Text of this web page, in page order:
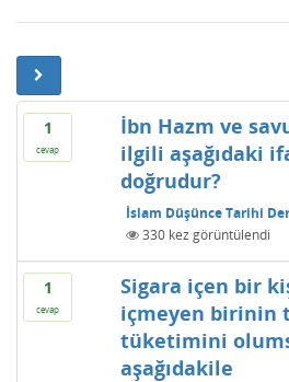
1
cevap
İbn Hazm ve
ilgili aşağıdaki
doğrudur?
İslam Düşünce Tarihi
330kez görüntülendi
1
cevap
Sigara içen bir
içmeyen birinin
tüketimini
aşağıdakile